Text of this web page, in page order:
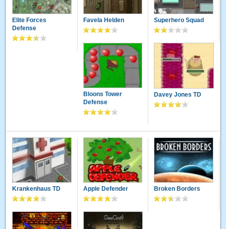
Elite Forces
Defense
Favela Helden Superhero Squad
Bloons Tower
Defense
Davey Jones TD
Krankenhaus TD Apple Defender Broken Borders